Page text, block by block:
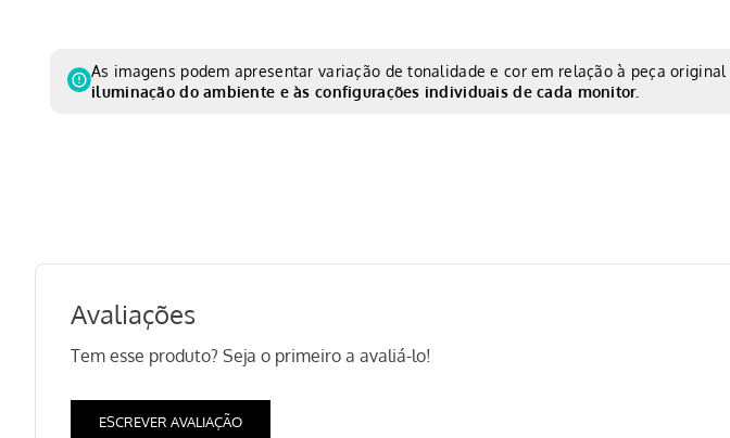
As imagens podem apresentar variação de tonalidade e cor em relação à peça original
iluminação do ambiente e às configurações individuais de cada monitor.
Avaliações
Tem esse produto? Seja o primeiro a avaliá-lo!
ESCREVER AVALIAÇÃO